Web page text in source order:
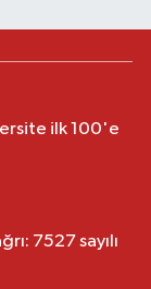
ilk 100'e
7527 sayılı